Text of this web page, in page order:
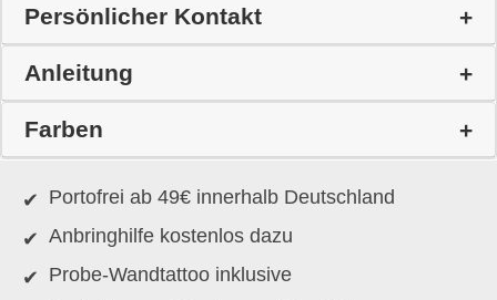
Persönlicher Kontakt
Anleitung
Farben
Portofrei ab 49€ innerhalb Deutschland
Anbringhilfe kostenlos dazu
Probe-Wandtattoo inklusive